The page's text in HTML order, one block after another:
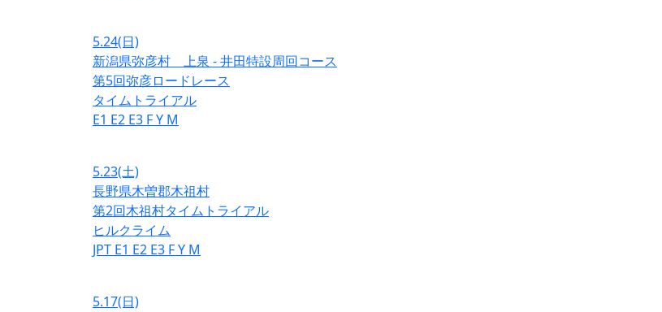
5.24(日)
新潟県弥彦村 上泉 - 井田特設周回コース
第5回弥彦ロードレース
タイムトライアル
E1 E2 E3 FY M
5.23(土)
長野県木曽郡木祖村
第2回木祖村タイムトライアル
ヒルクライム
JPT E1 E2 E3 FY M
5.17(日)